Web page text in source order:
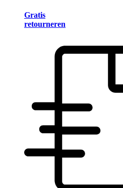
Gratis
retourneren